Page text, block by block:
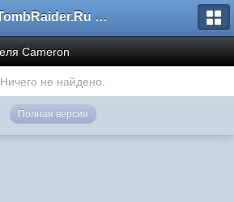
TombRaider.Ru - Форумы
Cameron
Ничего не найдено.
Полная версия